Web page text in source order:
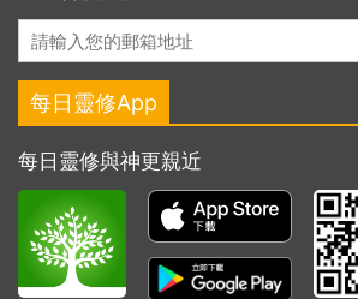
每日靈修App
每日靈修與神更親近